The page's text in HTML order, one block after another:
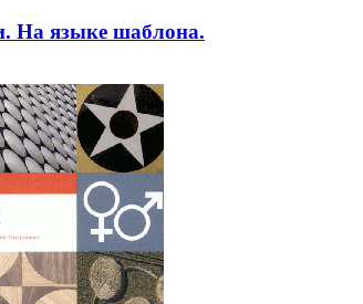
На языке шаблона.